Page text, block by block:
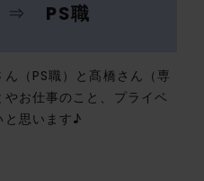
⇒ PS職
（PS職）と髙橋さん（専
お仕事のこと、プライベ
と思います♪